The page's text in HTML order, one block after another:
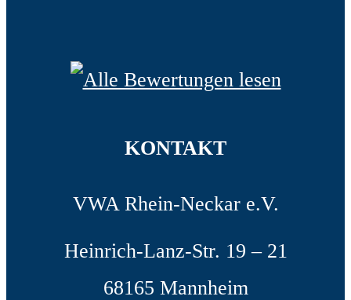
KONTAKT
VWA Rhein-Neckar e.V.
Heinrich-Lanz-Str. 19 – 21
68165 Mannheim